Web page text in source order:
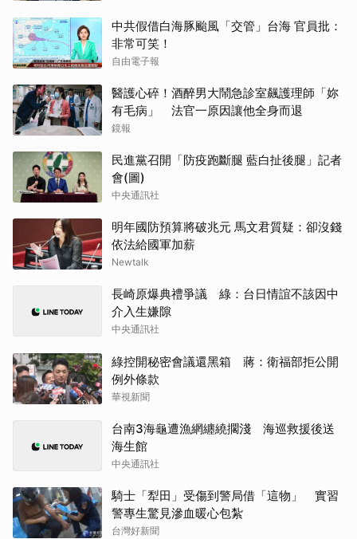
中共假借白海豚颱風「交管」台海 官員批：
非常可笑！
自由電子報
醫護心碎！酒醉男大鬧急診室飆護理師「妳
有毛病」 法官一原因讓他全身而退
鏡報
民進黨召開「防疫跑斷腿 藍白扯後腿」記者
會(圖)
中央通訊社
明年國防預算將破兆元 馬文君質疑：卻沒錢
依法給國軍加薪
Newtalk
長崎原爆典禮爭議 綠：台日情誼不該因中
介入生嫌隙
中央通訊社
綠控開秘密會議還黑箱 蔣：衛福部拒公開
例外條款
華視新聞
台南3海龜遭漁網纏繞擱淺 海巡救援後送
海生館
中央通訊社
騎士「犁田」受傷到警局借「這物」 實習
警專生驚見滲血暖心包紮
台灣好新聞